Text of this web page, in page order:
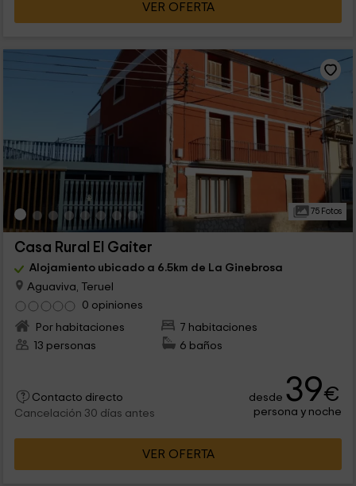
VER OFERTA
75 Fotos
Casa Rural El Gaiter
Alojamiento ubicado a 6.5km de La Ginebrosa
Aguaviva, Teruel
0 opiniones
Por habitaciones
7 habitaciones
13 personas
6 baños
Contacto directo
Cancelación 30 días antes
desde 39€
persona y noche
VER OFERTA